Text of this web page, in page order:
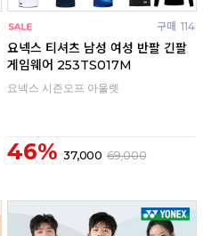
구매 114
요넥스 티셔츠 남성 여성 반팔 긴팔
게임웨어 253TS017M
요넥스 시즌오프 아울렛
46% 37,000 69,000